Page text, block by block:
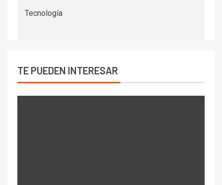
Tecnología
TE PUEDEN INTERESAR